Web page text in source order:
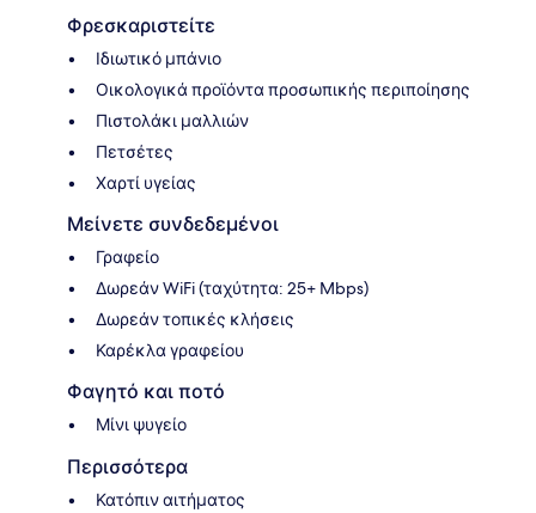
Φρεσκαριστείτε
Ιδιωτικό μπάνιο
Οικολογικά προϊόντα προσωπικής περιποίησης
Πιστολάκι μαλλιών
Πετσέτες
Χαρτί υγείας
Μείνετε συνδεδεμένοι
Γραφείο
Δωρεάν WiFi (ταχύτητα: 25+ Mbps)
Δωρεάν τοπικές κλήσεις
Καρέκλα γραφείου
Φαγητό και ποτό
Μίνι ψυγείο
Περισσότερα
Κατόπιν αιτήματος